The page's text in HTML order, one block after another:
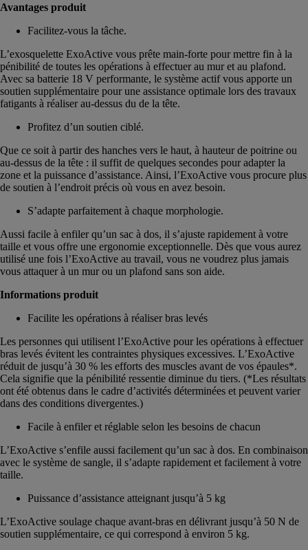
Avantages produit
Facilitez-vous la tâche.
L’exosquelette ExoActive vous prête main-forte pour mettre fin à la
pénibilité de toutes les opérations à effectuer au mur et au plafond.
Avec sa batterie 18 V performante, le système actif vous apporte un
soutien supplémentaire pour une assistance optimale lors des travaux
fatigants à réaliser au-dessus du de la tête.
Profitez d’un soutien ciblé.
Que ce soit à partir des hanches vers le haut, à hauteur de poitrine ou
au-dessus de la tête : il suffit de quelques secondes pour adapter la
zone et la puissance d’assistance. Ainsi, l’ExoActive vous procure plus
de soutien à l’endroit précis où vous en avez besoin.
S’adapte parfaitement à chaque morphologie.
Aussi facile à enfiler qu’un sac à dos, il s’ajuste rapidement à votre
taille et vous offre une ergonomie exceptionnelle. Dès que vous aurez
utilisé une fois l’ExoActive au travail, vous ne voudrez plus jamais
vous attaquer à un mur ou un plafond sans son aide.
Informations produit
Facilite les opérations à réaliser bras levés
Les personnes qui utilisent l’ExoActive pour les opérations à effectuer
bras levés évitent les contraintes physiques excessives. L’ExoActive
réduit de jusqu’à 30 % les efforts des muscles avant de vos épaules*.
Cela signifie que la pénibilité ressentie diminue du tiers. (*Les résultats
ont été obtenus dans le cadre d’activités déterminées et peuvent varier
dans des conditions divergentes.)
Facile à enfiler et réglable selon les besoins de chacun
L’ExoActive s’enfile aussi facilement qu’un sac à dos. En combinaison
avec le système de sangle, il s’adapte rapidement et facilement à votre
taille.
Puissance d’assistance atteignant jusqu’à 5 kg
L’ExoActive soulage chaque avant-bras en délivrant jusqu’à 50 N de
soutien supplémentaire, ce qui correspond à environ 5 kg.